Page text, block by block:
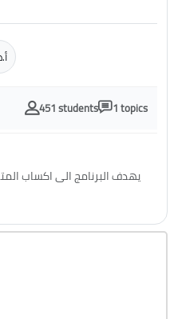
451 students 1 topics
يهدف البرنامج الى اكساب